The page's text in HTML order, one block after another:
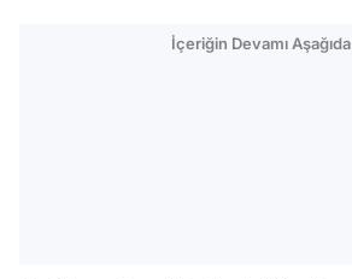
İçeriğin Devamı Aşağıda